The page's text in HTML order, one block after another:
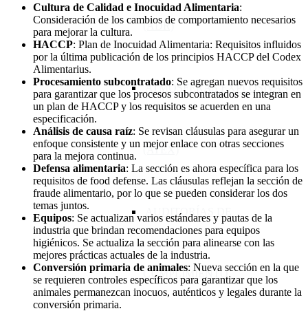
(ADR)
ATMÓSFERAS EXPLOSIVAS
(ATEX)
AUDITORÍAS DE
CUMPLIMIENTO
Cultura de Calidad e Inocuidad Alimentaria:
Consideración de los cambios de comportamiento necesarios
para mejorar la cultura.
HACCP: Plan de Inocuidad Alimentaria: Requisitos influidos
por la última publicación de los principios HACCP del Codex
Alimentarius.
Procesamiento subcontratado: Se agregan nuevos requisitos
para garantizar que los procesos subcontratados se integran en
un plan de HACCP y los requisitos se acuerden en una
especificación.
Análisis de causa raíz: Se revisan cláusulas para asegurar un
enfoque consistente y un mejor enlace con otras secciones
para la mejora continua.
Defensa alimentaria: La sección es ahora específica para los
requisitos de food defense. Las cláusulas reflejan la sección de
fraude alimentario, por lo que se pueden considerar los dos
temas juntos.
Equipos: Se actualizan varios estándares y pautas de la
industria que brindan recomendaciones para equipos
higiénicos. Se actualiza la sección para alinearse con las
mejores prácticas actuales de la industria.
Conversión primaria de animales: Nueva sección en la que
se requieren controles específicos para garantizar que los
animales permanezcan inocuos, auténticos y legales durante la
conversión primaria.